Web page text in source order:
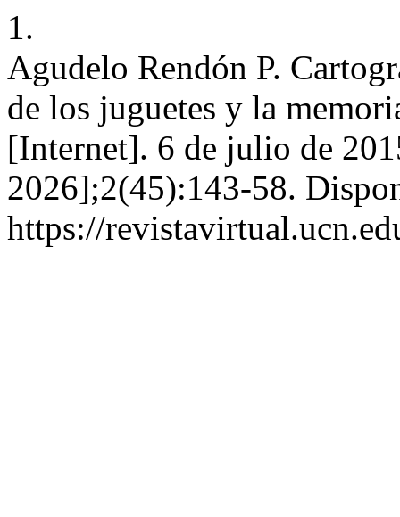
1.
Agudelo Rendón P.
de los juguetes y la
[Internet]. 6 de julio de
2026];2(45):143-58.
https://